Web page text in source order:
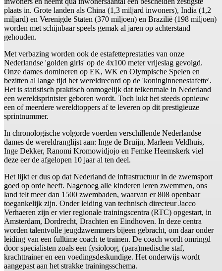
plaats in. Grote landen als China (1,3 miljard inwoners), India (1,2
miljard) en Verenigde Staten (370 miljoen) en Brazilië (198 miljoen)
worden met schijnbaar speels gemak al jaren op achterstand
gehouden.
Met verbazing worden ook de estafetteprestaties van onze
Nederlandse 'golden girls' op de 4x100 meter vrijeslag gevolgd.
Onze dames domineren op EK, WK en Olympische Spelen en
bezitten al lange tijd het wereldrecord op de 'koninginnenestafette'.
Het is statistisch praktisch onmogelijk dat telkenmale in Nederland
een wereldsprintster geboren wordt. Toch lukt het steeds opnieuw
een of meerdere wereldtoppers af te leveren op dit prestigieuze
sprintnummer.
In chronologische volgorde voerden verschillende Nederlandse
dames de wereldranglijst aan: Inge de Bruijn, Marleen Veldhuis,
Inge Dekker, Ranomi Kromowidjojo en Femke Heemskerk viel
deze eer de afgelopen 10 jaar al ten deel.
Het lijkt er dus op dat Nederland de infrastructuur in de zwemsport
goed op orde heeft. Nagenoeg alle kinderen leren zwemmen, ons
land telt meer dan 1500 zwembaden, waarvan er 808 openbaar
toegankelijk zijn. Onder leiding van technisch directeur Jacco
Verhaeren zijn er vier regionale trainingscentra (RTC) opgestart, in
Amsterdam, Dordrecht, Drachten en Eindhoven. In deze centra
worden talentvolle jeugdzwemmers bijeen gebracht, om daar onder
leiding van een fulltime coach te trainen. De coach wordt omringd
door specialisten zoals een fysioloog, (para)medische staf,
krachttrainer en een voedingsdeskundige. Het onderwijs wordt
aangepast aan het strakke trainingsschema.